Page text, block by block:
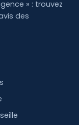
» : trouvez
des